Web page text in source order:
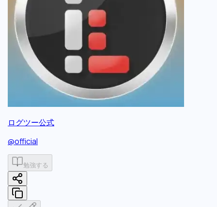
ログツー公式
@official
勉強する